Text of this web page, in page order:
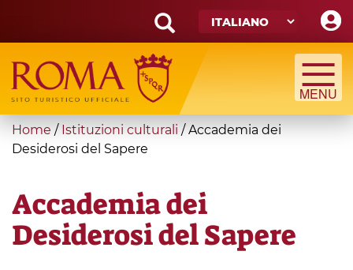
main
content
Search
form
Cerca
You
are
Home / Istituzioni culturali /Accademia dei
Desiderosi del Sapere
Accademia dei
Desiderosi del Sapere